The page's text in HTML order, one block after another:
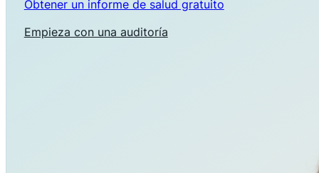
Obtener un informe de salud gratuito
Empieza con una auditoría